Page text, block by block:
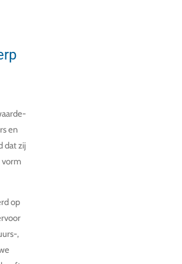
en
dat zij
vorm
op
,